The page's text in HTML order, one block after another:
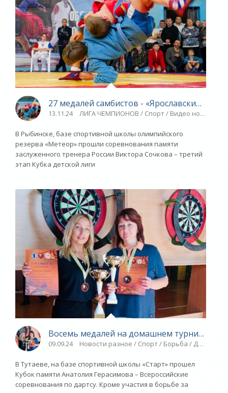
27 медалей самбистов - «Ярославский
13.11.24 ЛИГА ЧЕМПИОНОВ / Спорт / Видео новости /
В Рыбинске, базе спортивной школы олимпийского
резерва «Метеор» прошли соревнования памяти
заслуженного тренера России Виктора Сочкова – третий
этап Кубка детской лиги
Восемь медалей на домашнем турнире -
09.09.24 Новости разное / Спорт / Борьба / Другие
В Тутаеве, на базе спортивной школы «Старт» прошел
Кубок памяти Анатолия Герасимова – Всероссийские
соревнования по дартсу. Кроме участия в борьбе за